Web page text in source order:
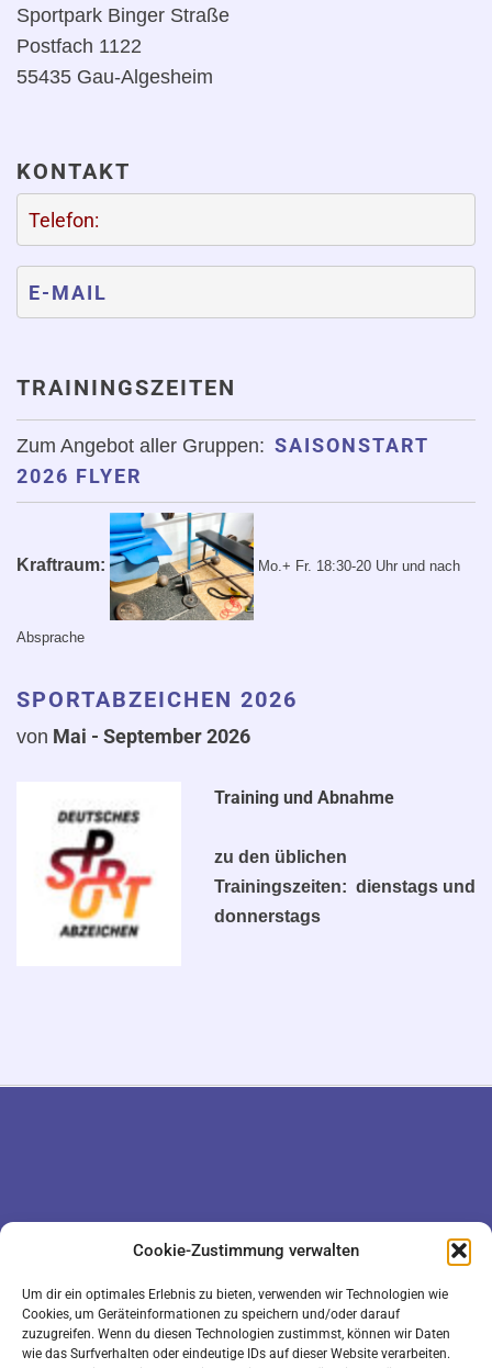
Cookie-Zustimmung verwalten
Um dir ein optimales Erlebnis zu bieten, verwenden wir Technologien wie
Cookies, um Geräteinformationen zu speichern und/oder darauf
zuzugreifen. Wenn du diesen Technologien zustimmst, können wir Daten
wie das Surfverhalten oder eindeutige IDs auf dieser Website verarbeiten.
Sportpark Binger Straße
Postfach 1122
55435 Gau-Algesheim
KONTAKT
Telefon:
E-MAIL
TRAININGSZEITEN
Zum Angebot aller Gruppen: SAISONSTART
2026 FLYER
Kraftraum: Mo.+ Fr. 18:30-20 Uhr und nach
Absprache
SPORTABZEICHEN 2026
von Mai - September 2026
Training und Abnahme
zu den üblichen
Trainingszeiten: dienstags und
donnerstags
IMPRESSUM
COOKIE-RICHTLINIE (EU)